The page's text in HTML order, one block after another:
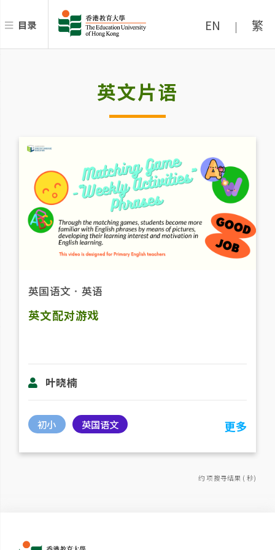
目录 EN | 繁
英文片语
英国语文 ． 英语
英文配对游戏
叶晓楠
初小 英国语文 更多
约 项搜寻结果 ( 秒)